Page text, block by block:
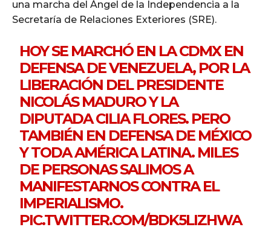
una marcha del Ángel de la Independencia a la
Secretaría de Relaciones Exteriores (SRE).
HOY SE MARCHÓ EN LA CDMX EN
DEFENSA DE VENEZUELA, POR LA
LIBERACIÓN DEL PRESIDENTE
NICOLÁS MADURO Y LA
DIPUTADA CILIA FLORES. PERO
TAMBIÉN EN DEFENSA DE MÉXICO
Y TODA AMÉRICA LATINA. MILES
DE PERSONAS SALIMOS A
MANIFESTARNOS CONTRA EL
IMPERIALISMO.
PIC.TWITTER.COM/BDK5LIZHWA